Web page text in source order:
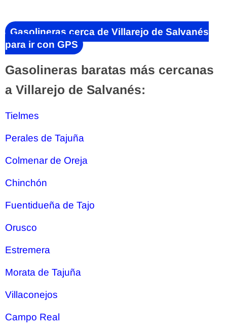
Gasolineras cerca de Villarejo de Salvanés
para ir con GPS
Gasolineras baratas más cercanas
a Villarejo de Salvanés:
Tielmes
Perales de Tajuña
Colmenar de Oreja
Chinchón
Fuentidueña de Tajo
Orusco
Estremera
Morata de Tajuña
Villaconejos
Campo Real